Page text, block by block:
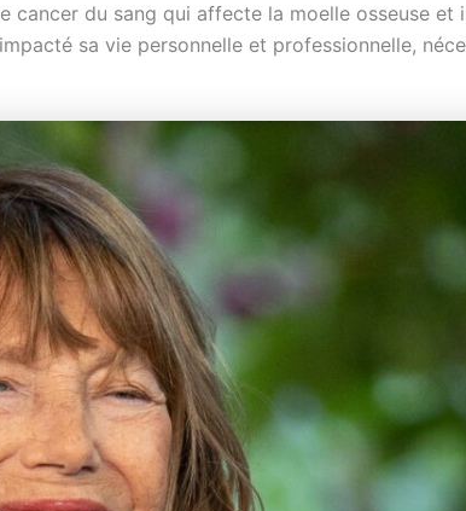
du sang qui affecte la moelle osseuse
sa vie personnelle et professionnelle,